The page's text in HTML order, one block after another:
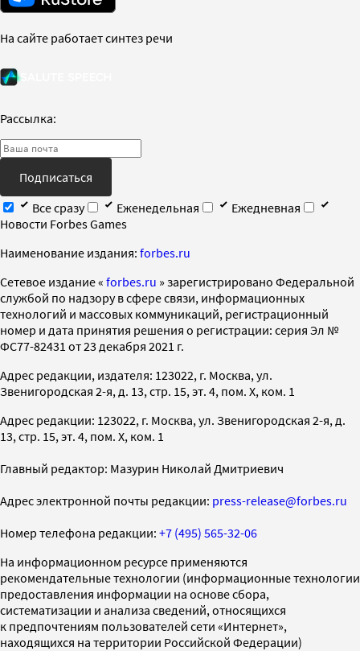
На сайте работает синтез речи
Рассылка:
Подписаться
Все сразу
Еженедельная
Ежедневная
Новости Forbes Games
Наименование издания: forbes.ru
Cетевое издание « forbes.ru » зарегистрировано Федеральной
службой по надзору в сфере связи, информационных
технологий и массовых коммуникаций, регистрационный
номер и дата принятия решения о регистрации: серия Эл №
ФС77-82431 от 23 декабря 2021 г.
Адрес редакции, издателя: 123022, г. Москва, ул.
Звенигородская 2-я, д. 13, стр. 15, эт. 4, пом. X, ком. 1
Адрес редакции: 123022, г. Москва, ул. Звенигородская 2-я, д.
13, стр. 15, эт. 4, пом. X, ком. 1
Главный редактор: Мазурин Николай Дмитриевич
Адрес электронной почты редакции: press-release@forbes.ru
Номер телефона редакции: +7 (495) 565-32-06
На информационном ресурсе применяются
рекомендательные технологии (информационные технологии
предоставления информации на основе сбора,
систематизации и анализа сведений, относящихся
к предпочтениям пользователей сети «Интернет»,
находящихся на территории Российской Федерации)